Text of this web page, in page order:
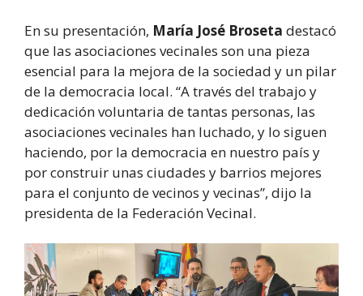
En su presentación, María José Broseta destacó
que las asociaciones vecinales son una pieza
esencial para la mejora de la sociedad y un pilar
de la democracia local. “A través del trabajo y
dedicación voluntaria de tantas personas, las
asociaciones vecinales han luchado, y lo siguen
haciendo, por la democracia en nuestro país y
por construir unas ciudades y barrios mejores
para el conjunto de vecinos y vecinas”, dijo la
presidenta de la Federación Vecinal.